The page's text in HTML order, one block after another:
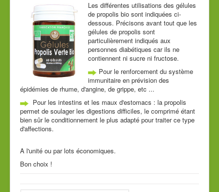
Compléments alimentaires
Produits de beauté
Cde tél
Guide conseil
Les différentes utilisations des gélules
de propolis bio sont indiquées ci-
dessous. Précisons avant tout que les
gélules de propolis sont
particulièrement indiqués aux
personnes diabétiques car ils ne
contiennent ni sucre ni fructose.
Pour le renforcement du système
immunitaire en prévision des
épidémies de rhume, d'angine, de grippe, etc ...
Pour les intestins et les maux d'estomacs : la propolis
permet de soulager les digestions difficiles, le comprimé étant
bien sûr le conditionnement le plus adapté pour traiter ce type
d'affections.
A l'unité ou par lots économiques.
Bon choix !